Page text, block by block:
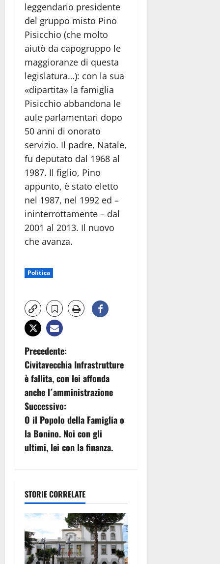
leggendario presidente
del gruppo misto Pino
Pisicchio (che molto
aiutò da capogruppo le
maggioranze di questa
legislatura…): con la sua
«dipartita» la famiglia
Pisicchio abbandona le
aule parlamentari dopo
50 anni di onorato
servizio. Il padre, Natale,
fu deputato dal 1968 al
1987. Il figlio, Pino
appunto, è stato eletto
nel 1987, nel 1992 ed –
ininterrottamente – dal
2001 al 2013. Il nuovo
che avanza.
Politica
N
a
v
i
g
a
i
o
n
Precedente:
Civitavecchia Infrastrutture
è fallita, con lei affonda
anche l´amministrazione
Successivo:
O il Popolo della Famiglia o
la Bonino. Noi con gli
ultimi, lei con la finanza.
STORIE CORRELATE